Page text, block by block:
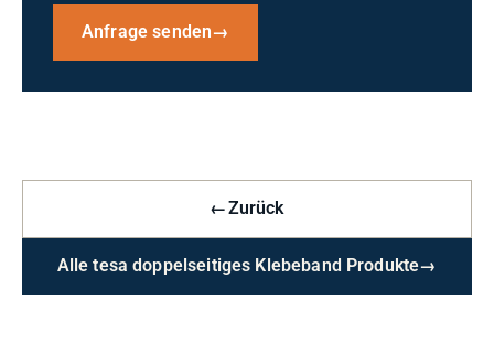
Anfrage senden→
←Zurück
Alle tesa doppelseitiges Klebeband Produkte→